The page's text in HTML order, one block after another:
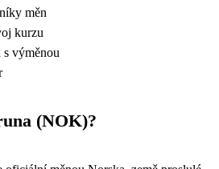
měn
kurzu
s výměnou
(NOK)?